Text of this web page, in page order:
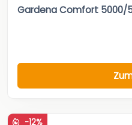
Gardena Comfort 5000/
-12%